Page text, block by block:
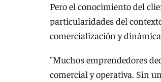
Pero el conocimiento del
particularidades del
comercialización y
"Muchos emprendedores
comercial y operativa. Sin